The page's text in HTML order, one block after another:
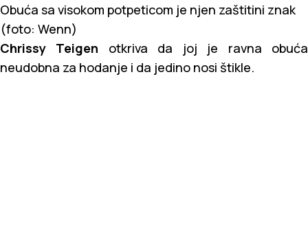
Obuća sa visokom potpeticom je njen zaštitini znak
(foto: Wenn)
Chrissy Teigen otkriva da joj je ravna obuća
neudobna za hodanje i da jedino nosi štikle.